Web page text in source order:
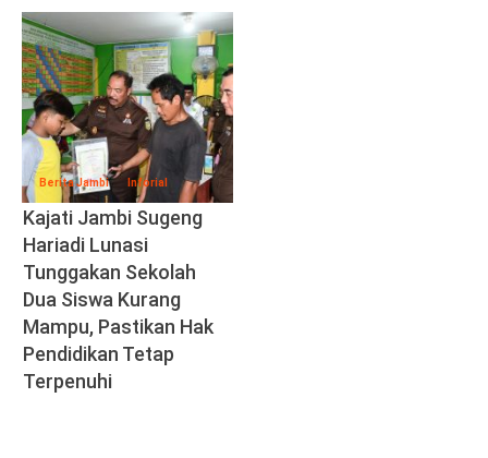
Berita Jambi Inforial
Kajati Jambi Sugeng
Hariadi Lunasi
Tunggakan Sekolah
Dua Siswa Kurang
Mampu, Pastikan Hak
Pendidikan Tetap
Terpenuhi